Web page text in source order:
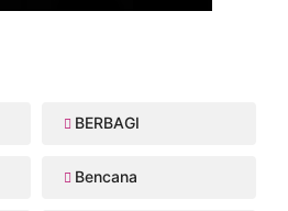
BERBAGI
Bencana